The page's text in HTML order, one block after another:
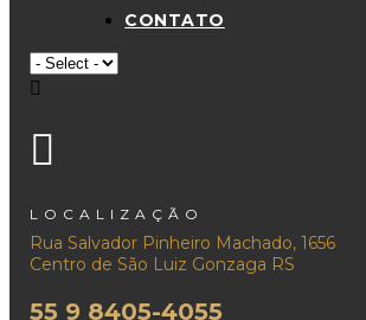
CONTATO
LOCALIZAÇÃO
Rua Salvador Pinheiro Machado, 1656
Centro de São Luiz Gonzaga RS
55 9 8405-4055